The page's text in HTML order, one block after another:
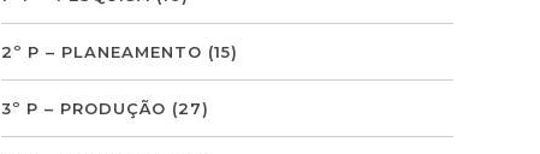
2º P – PLANEAMENTO (15)
3º P – PRODUÇÃO (27)